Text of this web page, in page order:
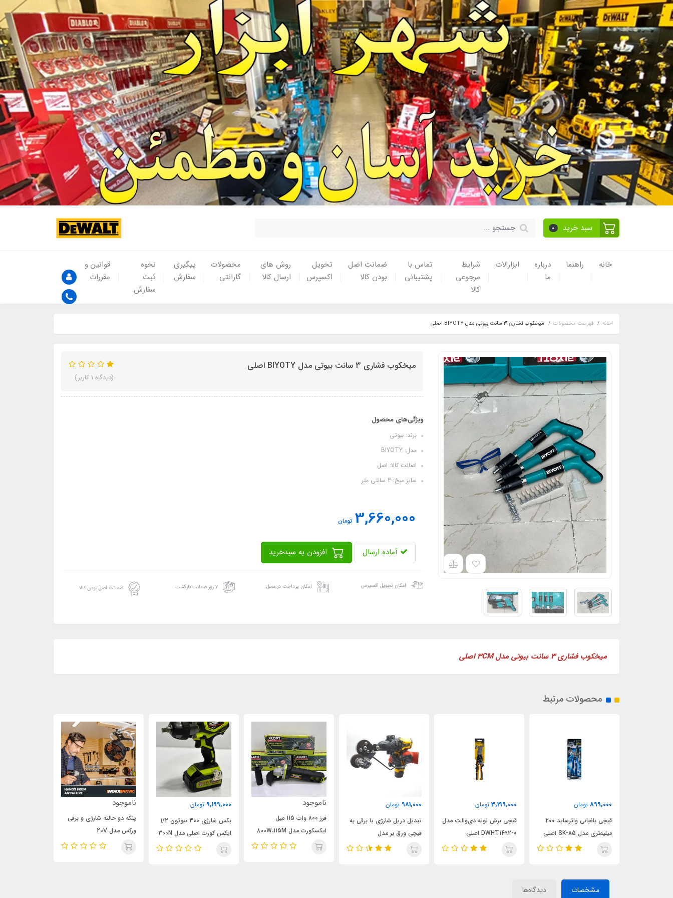
سبد خرید 0
خانه راهنما
درباره
ما
ابزارالات
شرایط
مرجوعی
کالا
تماس با
پشتیبانی
ضمانت اصل
بودن کالا
تحویل
اکسپرس
روش های
ارسال کالا
محصولات
گارانتی
پیگیری
سفارش
نحوه
ثبت
سفارش
قوانین و
مقررات
خانه فهرست محصولات میخکوب فشاری 3 سانت بیوتی مدل BIYOTY اصلی
میخکوب فشاری 3 سانت بیوتی مدل BIYOTY اصلی
(دیدگاه 1 کاربر)
ویژگی‌های محصول
برند: بیوتی
مدل: BIYOTY
اصالت کالا: اصل
سایز میخ: 3 سانتی متر
3,660,000 تومان
آماده ارسال
امکان تحویل اکسپرس امکان پرداخت در محل ۷ روز ضمانت بازگشت ضمانت اصل بودن کالا
میخکوب فشاری 3 سانت بیوتی مدل 3CM اصلی
محصولات مرتبط
899,000 تومان
قیچی باغبانی واترساید ۲۰۰
میلیمتری مدل SK-85 اصلی
3,199,000 تومان
قیچی برش لوله دی‌والت مدل
DWHT1492-0 اصلی
981,000 تومان
تبدیل دریل شارژی یا برقی به
قیچی ورق بر مدل
ELECTRIC-DRILL، ویدئو
ناموجود
فرز 800 وات 115 میل
ایکسکورت مدل 800W،115M
اصلی
9,199,000 تومان
بکس شارژی 300 نیوتون 1/2
ایکس کورت اصلی مدل 300N
ناموجود
پنکه دو حالته شارژی و برقی
ورکس مدل 20V
مشخصات دیدگاه‌ها